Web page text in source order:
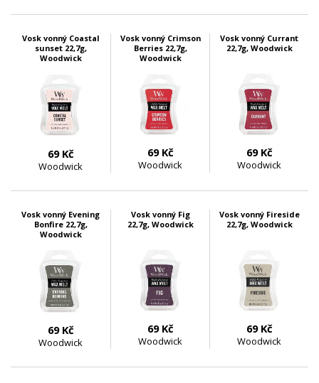
Vosk vonný Coastal
sunset 22,7g,
Woodwick
Vosk vonný Crimson
Berries 22,7g,
Woodwick
Vosk vonný Currant
22,7g, Woodwick
69 Kč
Woodwick
69 Kč
Woodwick
69 Kč
Woodwick
Vosk vonný Evening
Bonfire 22,7g,
Woodwick
Vosk vonný Fig
22,7g, Woodwick
Vosk vonný Fireside
22,7g, Woodwick
69 Kč
Woodwick
69 Kč
Woodwick
69 Kč
Woodwick